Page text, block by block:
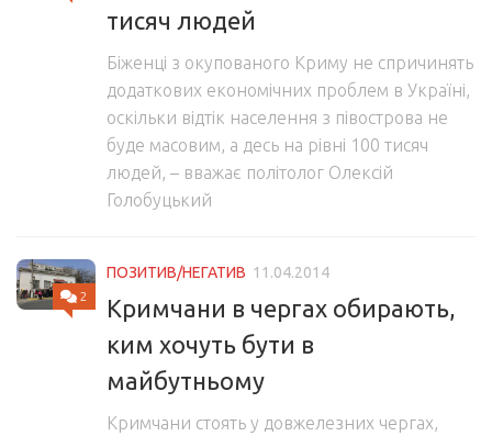
тисяч людей
Біженці з окупованого Криму не спричинять
додаткових економічних проблем в Україні,
оскільки відтік населення з півострова не
буде масовим, а десь на рівні 100 тисяч
людей, – вважає політолог Олексій
Голобуцький
2
ПОЗИТИВ/НЕГАТИВ 11.04.2014
Кримчани в чергах обирають,
ким хочуть бути в
майбутньому
Кримчани стоять у довжелезних чергах,